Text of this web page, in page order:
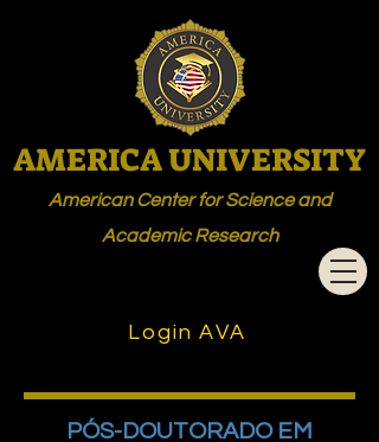
AMERICA UNIVERSITY
American Center for Science and
Academic Research
Login AVA
PÓS-DOUTORADO EM